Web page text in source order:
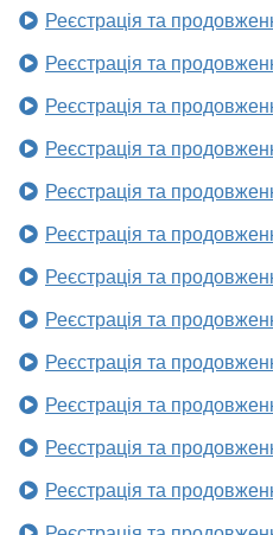
Реєстрація та
Реєстрація та
Реєстрація та
Реєстрація та
Реєстрація та
Реєстрація та
Реєстрація та
Реєстрація та
Реєстрація та
Реєстрація та
Реєстрація та
Реєстрація та